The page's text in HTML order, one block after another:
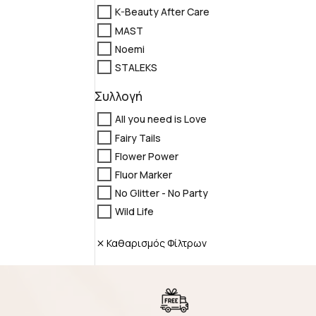
K-Beauty After Care
MAST
Noemi
STALEKS
Συλλογή
All you need is Love
Fairy Tails
Flower Power
Fluor Marker
No Glitter - No Party
Wild Life
Καθαρισμός Φίλτρων